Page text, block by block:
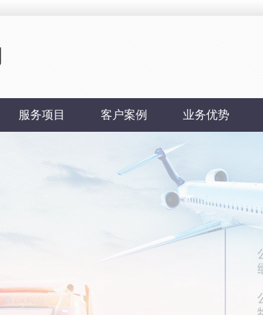
服务项目 客户案例 业务优势